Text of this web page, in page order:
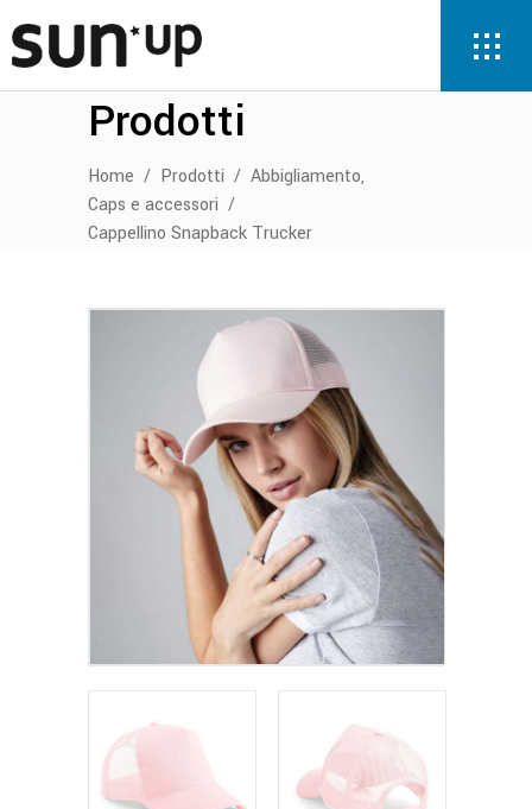
Prodotti
Home / Prodotti / Abbigliamento,
Caps e accessori /
Cappellino Snapback Trucker